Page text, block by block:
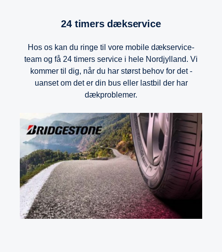
24 timers dækservice
Hos os kan du ringe til vore mobile dækservice-
team og få 24 timers service i hele Nordjylland. Vi
kommer til dig, når du har størst behov for det -
uanset om det er din bus eller lastbil der har
dækproblemer.